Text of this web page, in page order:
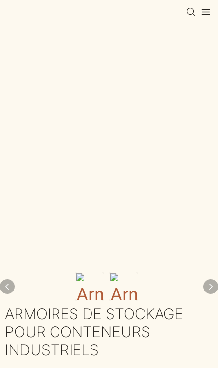
ARMOIRES DE STOCKAGE
POUR CONTENEURS
INDUSTRIELS